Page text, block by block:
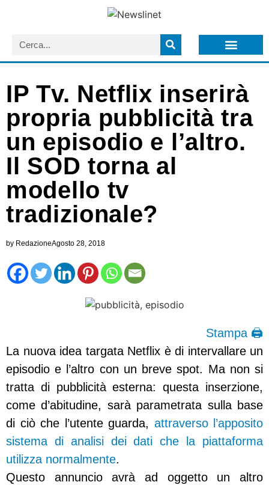
IP Tv. Netflix inserirà
propria pubblicità tra
un episodio e l’altro.
Il SOD torna al
modello tv
tradizionale?
by RedazioneAgosto 28, 2018
Stampa 🖨
La nuova idea targata Netflix è di intervallare un
episodio e l’altro con un breve spot. Ma non si
tratta di pubblicità esterna: questa inserzione,
come d’abitudine, sarà parametrata sulla base
di ciò che l’utente guarda, attraverso l’apposito
sistema di analisi dei dati che la piattaforma
utilizza normalmente.
Questo annuncio avrà ad oggetto un altro